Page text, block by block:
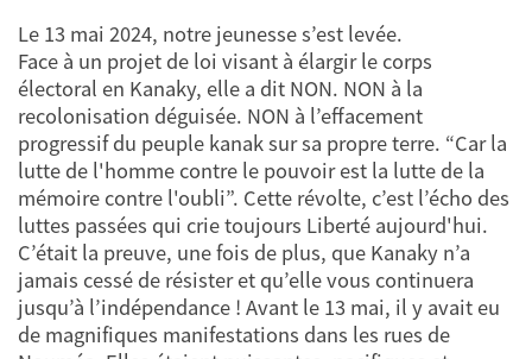
Le 13 mai 2024, notre jeunesse s’est levée.
Face à un projet de loi visant à élargir le corps
électoral en Kanaky, elle a dit NON. NON à la
recolonisation déguisée. NON à l’effacement
progressif du peuple kanak sur sa propre terre. “Car la
lutte de l'homme contre le pouvoir est la lutte de la
mémoire contre l'oubli”. Cette révolte, c’est l’écho des
luttes passées qui crie toujours Liberté aujourd'hui.
C’était la preuve, une fois de plus, que Kanaky n’a
jamais cessé de résister et qu’elle vous continuera
jusqu’à l’indépendance ! Avant le 13 mai, il y avait eu
de magnifiques manifestations dans les rues de